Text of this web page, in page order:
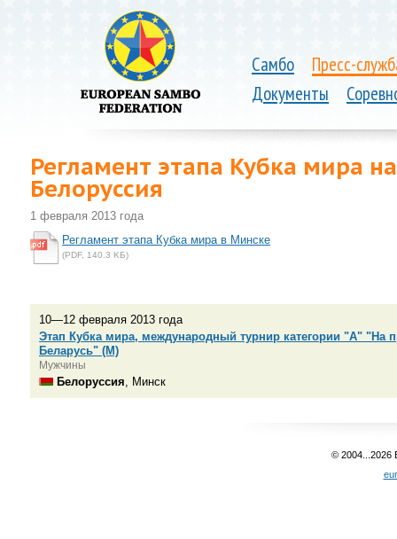
Самбо
Пресс-
Документы
Регламент этапа Кубка мира
Белоруссия
1 февраля 2013 года
Регламент этапа Кубка мира в Минске
(PDF, 140.3 KБ)
10—12 февраля 2013 года
Этап Кубка мира, международный турнир категории "А" "На
Беларусь" (М)
Мужчины
Белоруссия , Минск
© 2004...2026